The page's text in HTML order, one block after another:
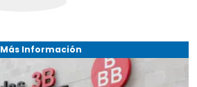
Más Información